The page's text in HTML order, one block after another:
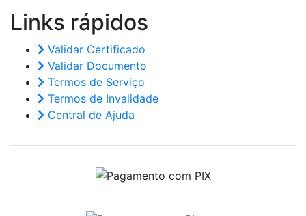
Links rápidos
Validar Certificado
Validar Documento
Termos de Serviço
Termos de Invalidade
Central de Ajuda